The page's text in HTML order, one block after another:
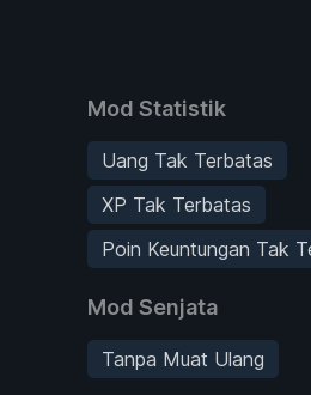
Mod Statistik
Uang Tak Terbatas
XP Tak Terbatas
Poin Keuntungan Tak
Mod Senjata
Tanpa Muat Ulang